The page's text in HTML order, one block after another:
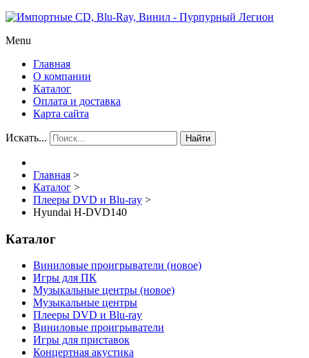
Menu
Главная
О компании
Каталог
Оплата и доставка
Карта сайта
Искать... Найти
Главная >
Каталог >
Плееры DVD и Blu-ray >
Hyundai H-DVD140
Каталог
Виниловые проигрыватели (новое)
Игры для ПК
Музыкальные центры (новое)
Музыкальные центры
Плееры DVD и Blu-ray
Виниловые проигрыватели
Игры для приставок
Концертная акустика